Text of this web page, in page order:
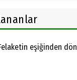
eşiğinden